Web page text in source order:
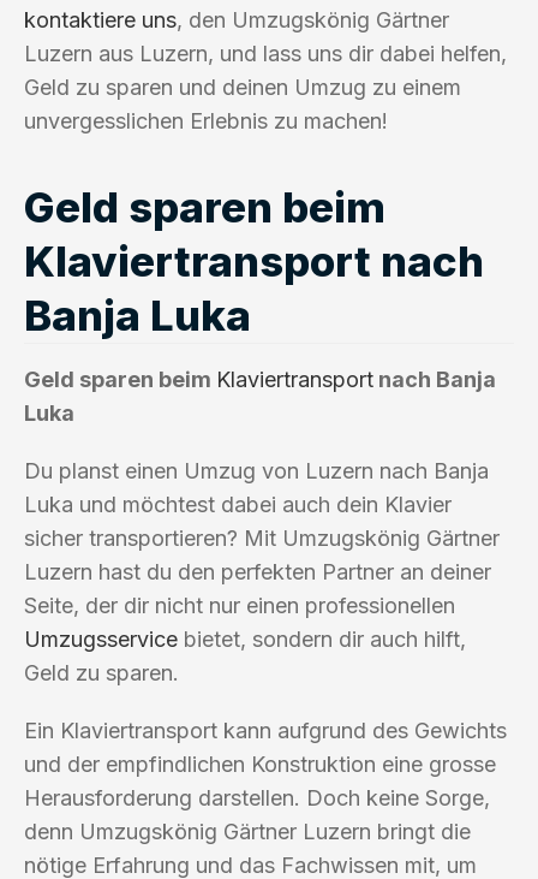
kontaktiere uns, den Umzugskönig Gärtner
Luzern aus Luzern, und lass uns dir dabei helfen,
Geld zu sparen und deinen Umzug zu einem
unvergesslichen Erlebnis zu machen!
Geld sparen beim
Klaviertransport nach
Banja Luka
Geld sparen beim Klaviertransport nach Banja
Luka
Du planst einen Umzug von Luzern nach Banja
Luka und möchtest dabei auch dein Klavier
sicher transportieren? Mit Umzugskönig Gärtner
Luzern hast du den perfekten Partner an deiner
Seite, der dir nicht nur einen professionellen
Umzugsservice bietet, sondern dir auch hilft,
Geld zu sparen.
Ein Klaviertransport kann aufgrund des Gewichts
und der empfindlichen Konstruktion eine grosse
Herausforderung darstellen. Doch keine Sorge,
denn Umzugskönig Gärtner Luzern bringt die
nötige Erfahrung und das Fachwissen mit, um